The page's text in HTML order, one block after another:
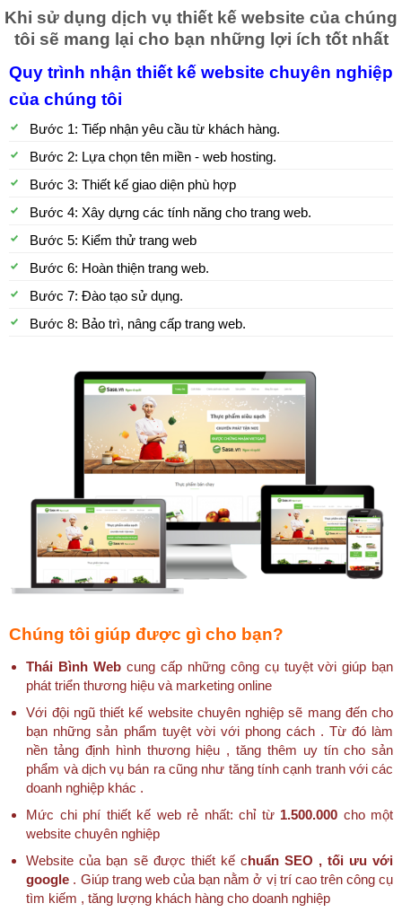
Khi sử dụng dịch vụ thiết kế website của chúng
tôi sẽ mang lại cho bạn những lợi ích tốt nhất
Quy trình nhận thiết kế website chuyên nghiệp
của chúng tôi
Bước 1: Tiếp nhận yêu cầu từ khách hàng.
Bước 2: Lựa chọn tên miền - web hosting.
Bước 3: Thiết kế giao diện phù hợp
Bước 4: Xây dựng các tính năng cho trang web.
Bước 5: Kiểm thử trang web
Bước 6: Hoàn thiện trang web.
Bước 7: Đào tạo sử dụng.
Bước 8: Bảo trì, nâng cấp trang web.
Chúng tôi giúp được gì cho bạn?
Thái Bình Web cung cấp những công cụ tuyệt vời giúp bạn
phát triển thương hiệu và marketing online
Với đội ngũ thiết kế website chuyên nghiệp sẽ mang đến cho
bạn những sản phẩm tuyệt vời với phong cách . Từ đó làm
nền tảng định hình thương hiệu , tăng thêm uy tín cho sản
phẩm và dịch vụ bán ra cũng như tăng tính cạnh tranh với các
doanh nghiệp khác .
Mức chi phí thiết kế web rẻ nhất: chỉ từ 1.500.000 cho một
website chuyên nghiệp
Website của bạn sẽ được thiết kế chuẩn SEO , tối ưu với
google . Giúp trang web của bạn nằm ở vị trí cao trên công cụ
tìm kiếm , tăng lượng khách hàng cho doanh nghiệp